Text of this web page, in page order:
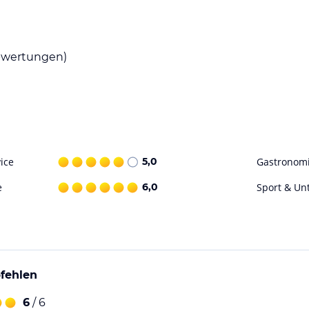
für sportliche Aktivitäten und
oder Radtouren oder besuchen
5,0
6,0 Sport &
6 / 6